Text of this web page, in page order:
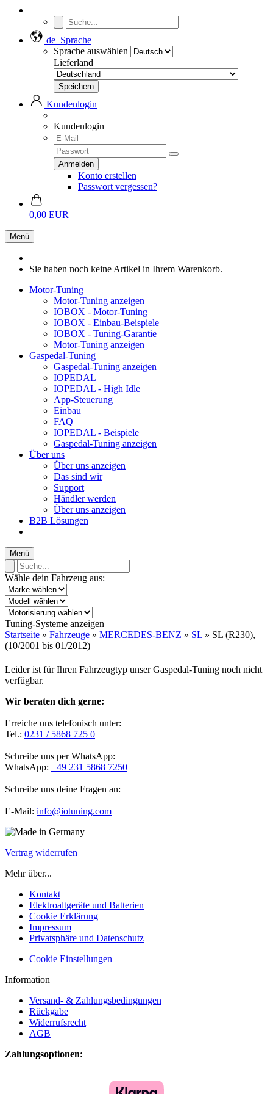
de Sprache
Sprache auswählen
Lieferland
Kundenlogin
Kundenlogin
Konto erstellen
Passwort vergessen?
0,00 EUR
Menü
Sie haben noch keine Artikel in Ihrem Warenkorb.
Motor-Tuning
Motor-Tuning anzeigen
IOBOX - Motor-Tuning
IOBOX - Einbau-Beispiele
IOBOX - Tuning-Garantie
Motor-Tuning anzeigen
Gaspedal-Tuning
Gaspedal-Tuning anzeigen
IOPEDAL
IOPEDAL - High Idle
App-Steuerung
Einbau
FAQ
IOPEDAL - Beispiele
Gaspedal-Tuning anzeigen
Über uns
Über uns anzeigen
Das sind wir
Support
Händler werden
Über uns anzeigen
B2B Lösungen
Menü
Wähle dein Fahrzeug aus:
Tuning-Systeme anzeigen
Startseite » Fahrzeuge » MERCEDES-BENZ » SL » SL (R230),
(10/2001 bis 01/2012)
Leider ist für Ihren Fahrzeugtyp unser Gaspedal-Tuning noch nicht
verfügbar.
Wir beraten dich gerne:
Erreiche uns telefonisch unter:
Tel.: 0231 / 5868 725 0
Schreibe uns per WhatsApp:
WhatsApp: +49 231 5868 7250
Schreibe uns deine Fragen an:
E-Mail: info@iotuning.com
Vertrag widerrufen
Mehr über...
Kontakt
Elektroaltgeräte und Batterien
Cookie Erklärung
Impressum
Privatsphäre und Datenschutz
Cookie Einstellungen
Information
Versand- & Zahlungsbedingungen
Rückgabe
Widerrufsrecht
AGB
Zahlungsoptionen: